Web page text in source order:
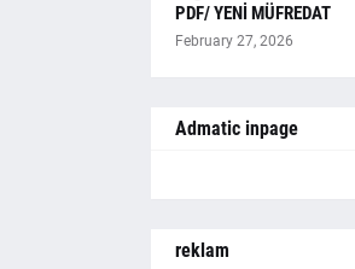
PDF/ YENİ MÜFREDAT
February 27, 2026
Admatic inpage
reklam